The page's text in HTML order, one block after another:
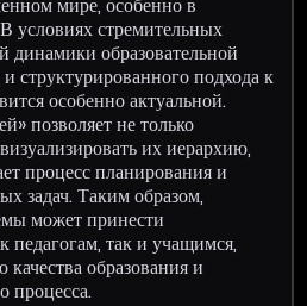
условиях стремительных
динамики образовательной
структурированного подхода к
особенно актуальной.
позволяет не только
их иерархию,
процесс планирования и
задач. Таким образом,
может принести
педагогам, так и учащимся,
образования и
процесса.